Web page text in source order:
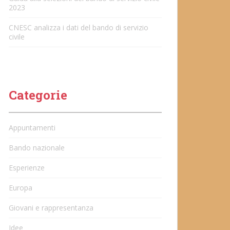
2023
CNESC analizza i dati del bando di servizio
civile
Categorie
Appuntamenti
Bando nazionale
Esperienze
Europa
Giovani e rappresentanza
Idee